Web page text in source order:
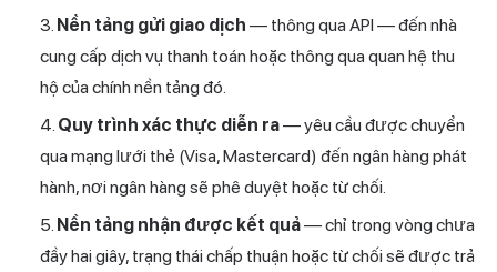
Nền tảng gửi giao dịch — thông qua API — đến nhà
cung cấp dịch vụ thanh toán hoặc thông qua quan hệ thu
hộ của chính nền tảng đó.
Quy trình xác thực diễn ra— yêu cầu được chuyển
qua mạng lưới thẻ (Visa, Mastercard) đến ngân hàng phát
hành, nơi ngân hàng sẽ phê duyệt hoặc từ chối.
Nền tảng nhận được kết quả— chỉ trong vòng chưa
đầy hai giây, trạng thái chấp thuận hoặc từ chối sẽ được trả